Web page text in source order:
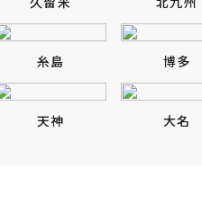
糸島 博多
天神 大名